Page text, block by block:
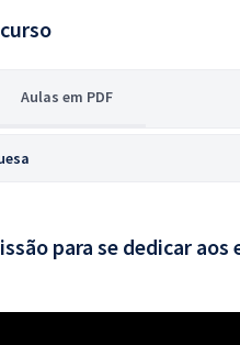
Aulas em PDF
para se dedicar